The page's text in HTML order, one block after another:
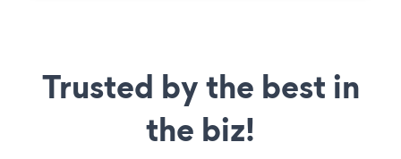
Trusted by the best in
the biz!